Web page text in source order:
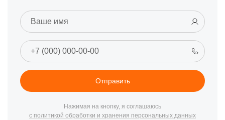
Отправить
Нажимая на кнопку, я соглашаюсь
с политикой обработки и хранения персональных данных